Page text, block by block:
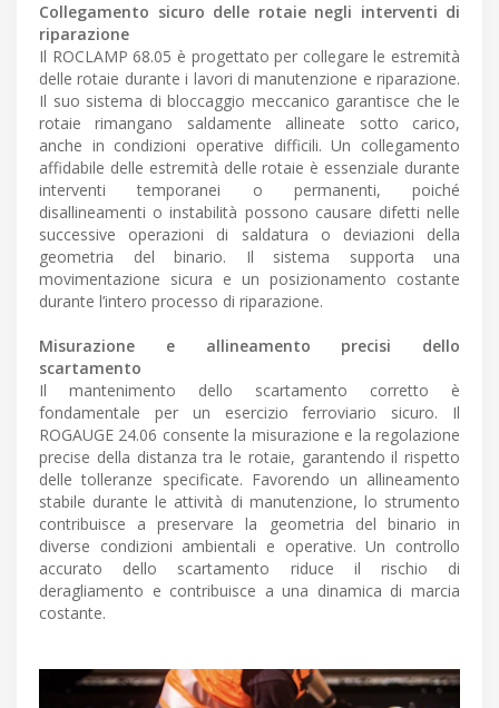
Collegamento sicuro delle rotaie negli interventi di
riparazione
Il ROCLAMP 68.05 è progettato per collegare le estremità
delle rotaie durante i lavori di manutenzione e riparazione.
Il suo sistema di bloccaggio meccanico garantisce che le
rotaie rimangano saldamente allineate sotto carico,
anche in condizioni operative difficili. Un collegamento
affidabile delle estremità delle rotaie è essenziale durante
interventi temporanei o permanenti, poiché
disallineamenti o instabilità possono causare difetti nelle
successive operazioni di saldatura o deviazioni della
geometria del binario. Il sistema supporta una
movimentazione sicura e un posizionamento costante
durante l’intero processo di riparazione.
Misurazione e allineamento precisi dello
scartamento
Il mantenimento dello scartamento corretto è
fondamentale per un esercizio ferroviario sicuro. Il
ROGAUGE 24.06 consente la misurazione e la regolazione
precise della distanza tra le rotaie, garantendo il rispetto
delle tolleranze specificate. Favorendo un allineamento
stabile durante le attività di manutenzione, lo strumento
contribuisce a preservare la geometria del binario in
diverse condizioni ambientali e operative. Un controllo
accurato dello scartamento riduce il rischio di
deragliamento e contribuisce a una dinamica di marcia
costante.